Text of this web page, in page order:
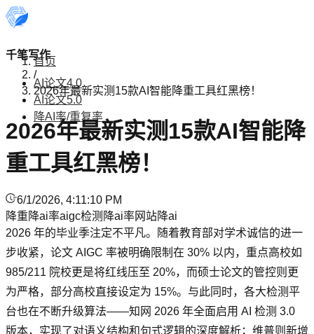
千笔写作
AI论文4.0
AI论文5.0
降AI率/重复率
首页
/
2026年最新实测15款AI智能降重工具红黑榜！
2026年最新实测15款AI智能降
重工具红黑榜！
6/1/2026, 4:11:10 PM
降重降ai率aigc检测 降ai率网站降ai
2026 年的毕业季注定不平凡。随着教育部对学术诚信的进一
步收紧，论文 AIGC 率被明确限制在 30% 以内，重点高校如
985/211 院校更是将红线压至 20%，而硕士论文的管控则更
为严格，部分高校直接设定为 15%。与此同时，各大检测平
台也在不断升级算法——知网 2026 年全面启用 AI 检测 3.0
版本，实现了对语义结构和句式逻辑的深度解析；维普则新增